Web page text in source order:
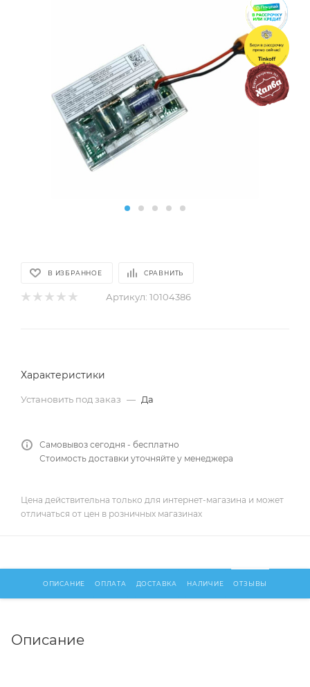
В ИЗБРАННОЕ СРАВНИТЬ
Артикул: 10104386
Характеристики
Установить под заказ — Да
Самовывоз сегодня - бесплатно
Стоимость доставки уточняйте у менеджера
Цена действительна только для интернет-магазина и может
отличаться от цен в розничных магазинах
ОПИСАНИЕ ОПЛАТА ДОСТАВКА НАЛИЧИЕ ОТЗЫВЫ
Описание